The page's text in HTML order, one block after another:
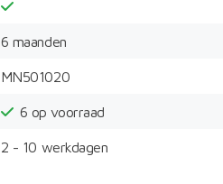
6 maanden
MN501020
6 op voorraad
2 - 10 werkdagen